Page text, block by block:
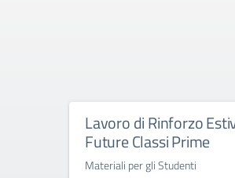
Lavoro di Rinforzo
Future Classi Prime
Materiali per gli Studenti